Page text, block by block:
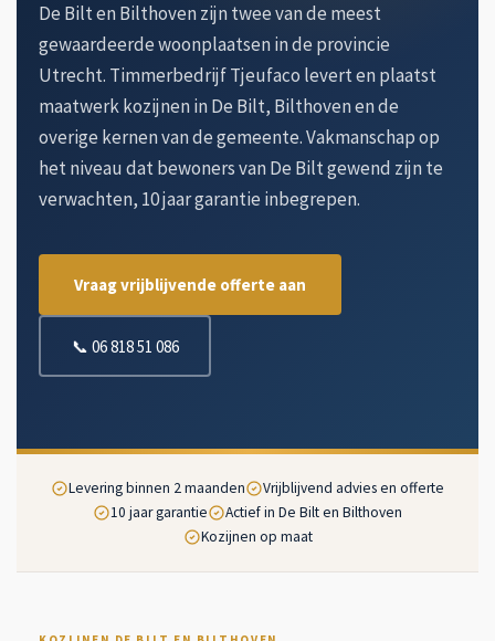
De Bilt en Bilthoven zijn twee van de meest
gewaardeerde woonplaatsen in de provincie
Utrecht. Timmerbedrijf Tjeufaco levert en plaatst
maatwerk kozijnen in De Bilt, Bilthoven en de
overige kernen van de gemeente. Vakmanschap op
het niveau dat bewoners van De Bilt gewend zijn te
verwachten, 10 jaar garantie inbegrepen.
Vraag vrijblijvende offerte aan
📞 06 818 51 086
Levering binnen 2 maanden
Vrijblijvend advies en offerte
10 jaar garantie
Actief in De Bilt en Bilthoven
Kozijnen op maat